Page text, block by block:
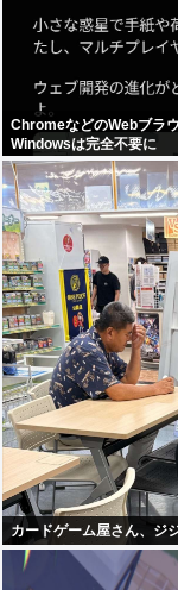
ChromeなどのWebブラ
Windowsは完全不要に
カードゲーム屋さん、ジ